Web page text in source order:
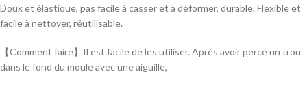
Doux et élastique, pas facile à casser et à déformer, durable. Flexible et
facile à nettoyer, réutilisable.
【Comment faire】Il est facile de les utiliser. Après avoir percé un trou
dans le fond du moule avec une aiguille,